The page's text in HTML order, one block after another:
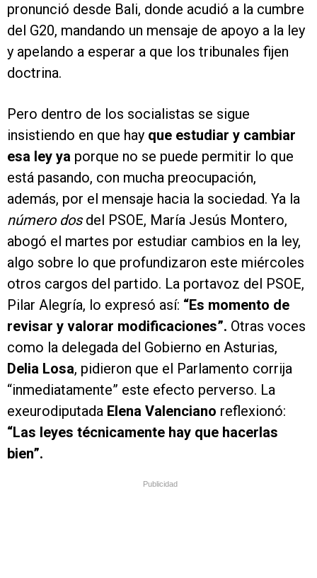
pronunció desde Bali, donde acudió a la cumbre
del G20, mandando un mensaje de apoyo a la ley
y apelando a esperar a que los tribunales fijen
doctrina.
Pero dentro de los socialistas se sigue
insistiendo en que hay que estudiar y cambiar
esa ley ya porque no se puede permitir lo que
está pasando, con mucha preocupación,
además, por el mensaje hacia la sociedad. Ya la
número dosdel PSOE, María Jesús Montero,
abogó el martes por estudiar cambios en la ley,
algo sobre lo que profundizaron este miércoles
otros cargos del partido. La portavoz del PSOE,
Pilar Alegría, lo expresó así: “Es momento de
revisar y valorar modificaciones”. Otras voces
como la delegada del Gobierno en Asturias,
Delia Losa, pidieron que el Parlamento corrija
“inmediatamente” este efecto perverso. La
exeurodiputada Elena Valenciano reflexionó:
“Las leyes técnicamente hay que hacerlas
bien”.
Publicidad